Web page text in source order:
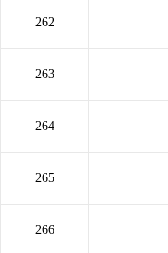
262
263
264
265
266